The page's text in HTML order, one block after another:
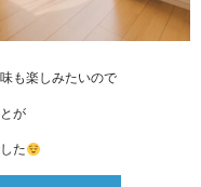
も楽しみたいので
が
た